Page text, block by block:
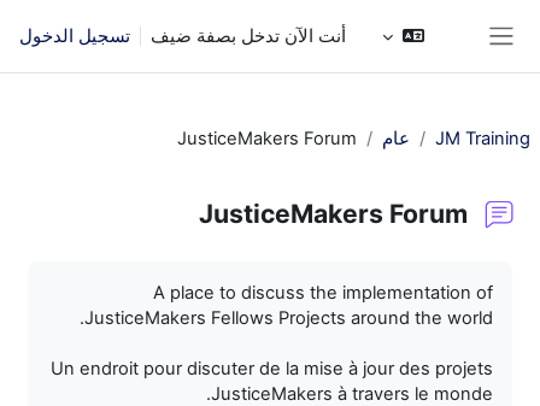
أنت الآن تدخل بصفة ضيف تسجيل الدخول
JM Training عام JusticeMakers Forum
JusticeMakers Forum
A place to discuss the implementation of
JusticeMakers Fellows Projects around the world.
Un endroit pour discuter de la mise à jour des projets
JusticeMakers à travers le monde.